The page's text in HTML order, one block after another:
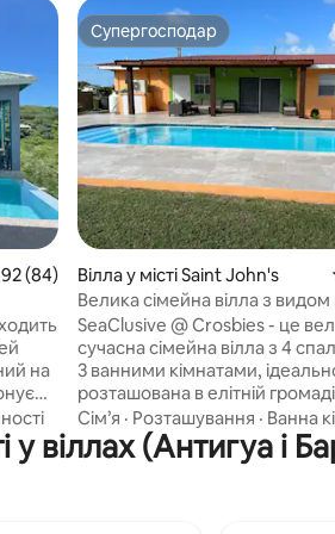
оцінка: 4,92 з 5, відгуки: 84
(84)
на
Супергосподар
Супергосподар
Вілла у місті Saint John's
Велика сімейна вілла з видом
садами
SeaClusive @ Crosbies - це
сучасна сімейна вілла з 4
3 ванними кімнатами,
розташована в елітній
За 15 хвилин їзди від
вміщує 8 гостей і знаходиться
хвилинах ходьби від пляжу
Сім’я · Розташування · Ванна
у віллах (Антигуа і